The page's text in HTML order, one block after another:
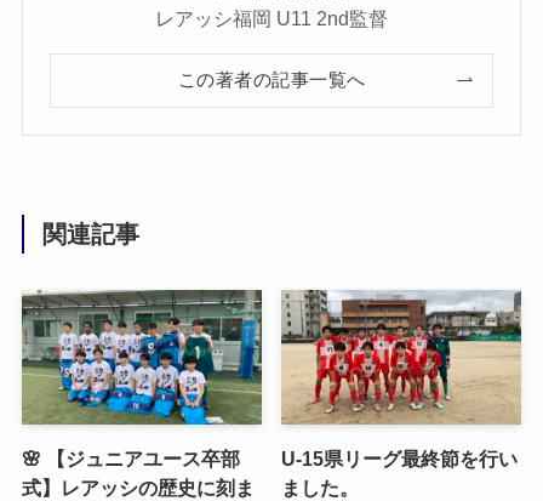
レアッシ福岡 U11 2nd監督
この著者の記事一覧へ
関連記事
🌸 【ジュニアユース卒部
式】レアッシの歴史に刻ま
U-15県リーグ最終節を行い
ました。